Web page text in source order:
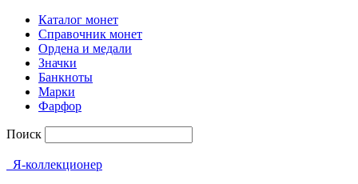
Каталог монет
Справочник монет
Ордена и медали
Значки
Банкноты
Марки
Фарфор
Поиск
Я-коллекционер